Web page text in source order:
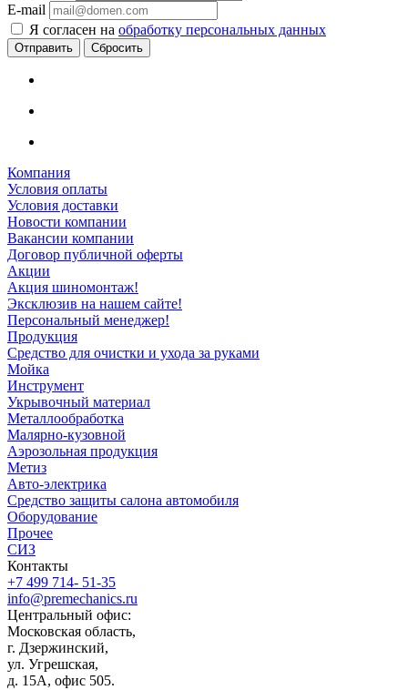
E-mail
Я согласен на обработку персональных данных
Сбросить
Компания
Условия оплаты
Условия доставки
Новости компании
Вакансии компании
Договор публичной оферты
Акции
Акция шиномонтаж!
Эксклюзив на нашем сайте!
Персональный менеджер!
Продукция
Средство для очистки и ухода за руками
Мойка
Инструмент
Укрывочный материал
Металлообработка
Малярно-кузовной
Аэрозольная продукция
Метиз
Авто-электрика
Средство защиты салона автомобиля
Оборудование
Прочее
СИЗ
Контакты
+7 499 714- 51-35
info@premechanics.ru
Центральный офис:
Московская область,
г. Дзержинский,
ул. Угрешская,
д. 15А, офис 505.